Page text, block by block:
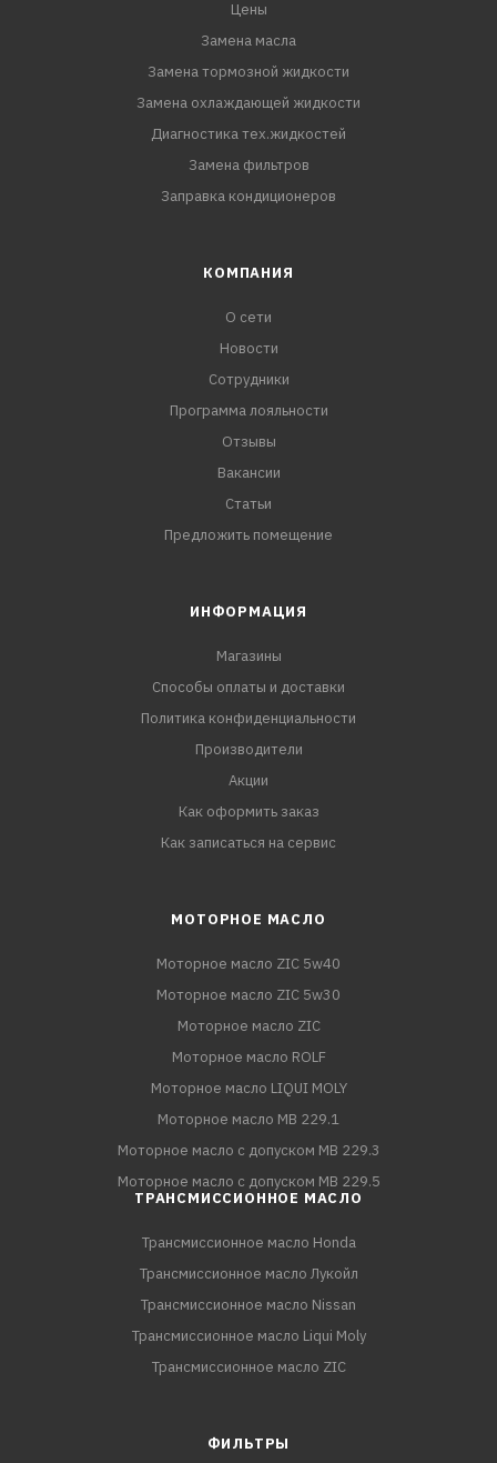
- Гарантированный срок эксплуатации 5 лет.
Цены
Замена масла
Замена тормозной жидкости
Замена охлаждающей жидкости
Диагностика тех.жидкостей
Замена фильтров
Заправка кондиционеров
КОМПАНИЯ
О сети
Новости
Сотрудники
Программа лояльности
Отзывы
Вакансии
Статьи
Предложить помещение
ИНФОРМАЦИЯ
Магазины
Способы оплаты и доставки
Политика конфиденциальности
Производители
Акции
Как оформить заказ
Как записаться на сервис
МОТОРНОЕ МАСЛО
Моторное масло ZIC 5w40
Моторное масло ZIC 5w30
Моторное масло ZIC
Моторное масло ROLF
Моторное масло LIQUI MOLY
Моторное масло MB 229.1
Моторное масло с допуском MB 229.3
Моторное масло с допуском MB 229.5
ТРАНСМИССИОННОЕ МАСЛО
Трансмиссионное масло Honda
Трансмиссионное масло Лукойл
Трансмиссионное масло Nissan
Трансмиссионное масло Liqui Moly
Трансмиссионное масло ZIC
ФИЛЬТРЫ